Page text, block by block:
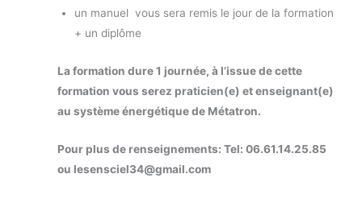
un manuel vous sera remis le jour de la formation
+ un diplôme
La formation dure 1 journée, à l’issue de cette
formation vous serez praticien(e) et enseignant(e)
au système énergétique de Métatron.
Pour plus de renseignements: Tel: 06.61.14.25.85
ou lesensciel34@gmail.com